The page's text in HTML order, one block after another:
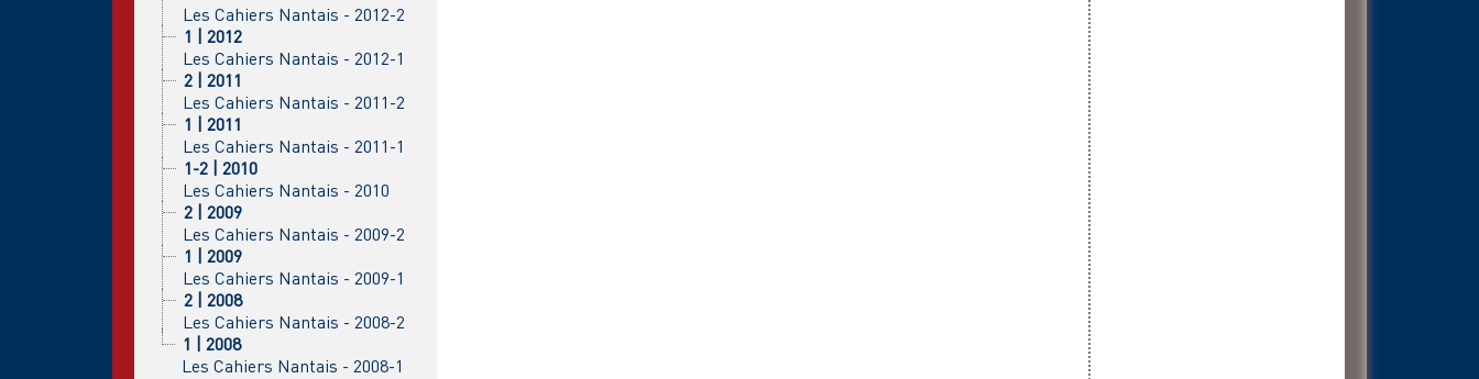
Les Cahiers Nantais - 2012-2
1 | 2012
Les Cahiers Nantais - 2012-1
2 | 2011
Les Cahiers Nantais - 2011-2
1 | 2011
Les Cahiers Nantais - 2011-1
1-2 | 2010
Les Cahiers Nantais - 2010
2 | 2009
Les Cahiers Nantais - 2009-2
1 | 2009
Les Cahiers Nantais - 2009-1
2 | 2008
Les Cahiers Nantais - 2008-2
1 | 2008
Les Cahiers Nantais - 2008-1